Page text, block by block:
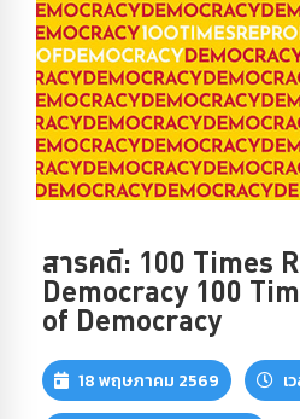
สารคดี: 100 Times
Democracy 100
of Democracy
18 พฤษภาคม 2569 เ